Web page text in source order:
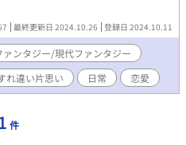
最終更新日 2024.10.26 登録日 2024.10.11
ァンタジー/現代ファンタジー
れ違い片思い 日常 恋愛
件